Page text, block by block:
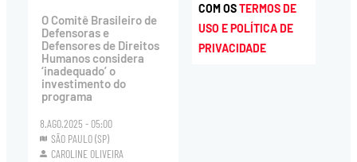
O Comitê Brasileiro de
Defensoras e
Defensores de Direitos
Humanos considera
‘inadequado’ o
investimento do
programa
8.AGO.2025 - 05:00
SÃO PAULO (SP)
CAROLINE OLIVEIRA
COM OSTERMOS DE
USO E POLÍTICA DE
PRIVACIDADE